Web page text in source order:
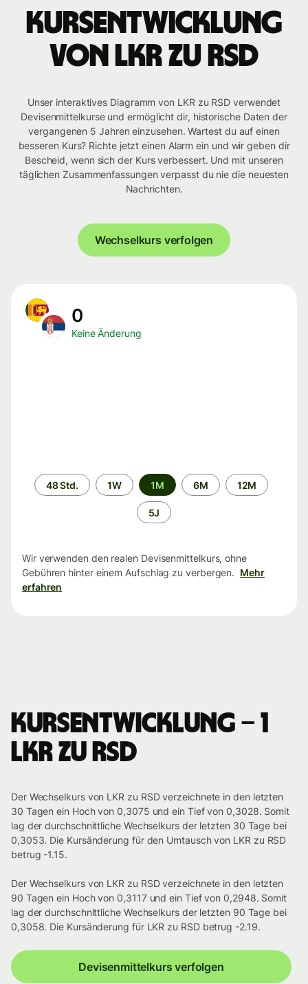
Kursentwicklung
von LKR zu RSD
Unser interaktives Diagramm von LKR zu RSD verwendet
Devisenmittelkurse und ermöglicht dir, historische Daten der
vergangenen 5 Jahren einzusehen. Wartest du auf einen
besseren Kurs? Richte jetzt einen Alarm ein und wir geben dir
Bescheid, wenn sich der Kurs verbessert. Und mit unseren
täglichen Zusammenfassungen verpasst du nie die neuesten
Nachrichten.
Wechselkurs verfolgen
0
Keine Änderung
Zeitraum
48 Std. 1W 1M 6M 12M
5J
Wir verwenden den realen Devisenmittelkurs, ohne
Gebühren hinter einem Aufschlag zu verbergen. Mehr
erfahren
Kursentwicklung – 1
LKR zu RSD
Der Wechselkurs von LKR zu RSD verzeichnete in den letzten
30 Tagen ein Hoch von 0,3075 und ein Tief von 0,3028. Somit
lag der durchschnittliche Wechselkurs der letzten 30 Tage bei
0,3053. Die Kursänderung für den Umtausch von LKR zu RSD
betrug -1.15.
Der Wechselkurs von LKR zu RSD verzeichnete in den letzten
90 Tagen ein Hoch von 0,3117 und ein Tief von 0,2948. Somit
lag der durchschnittliche Wechselkurs der letzten 90 Tage bei
0,3058. Die Kursänderung für LKR zu RSD betrug -2.19.
Devisenmittelkurs verfolgen